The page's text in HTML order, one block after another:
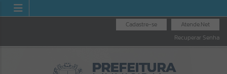
Atende.Net
Cadastre-se
Recuperar Senha